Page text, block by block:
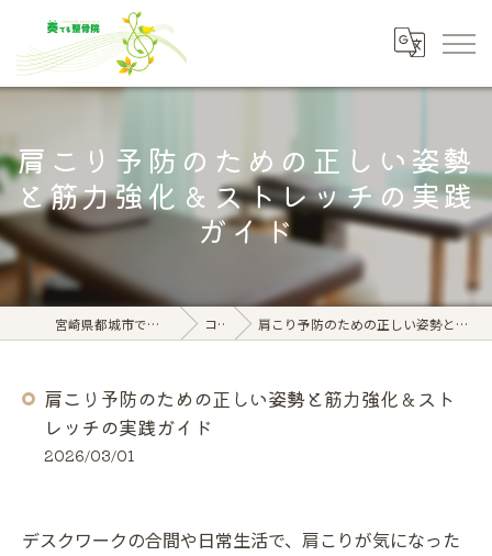
肩こり予防のための正しい姿勢
と筋力強化＆ストレッチの実践
ガイド
宮崎県都城市で腰痛なら奏でる整骨院 コラム 肩こり予防のための正しい姿勢と筋力強化＆ストレッチの実践ガイド
肩こり予防のための正しい姿勢と筋力強化＆スト
レッチの実践ガイド
2026/03/01
デスクワークの合間や日常生活で、肩こりが気になった